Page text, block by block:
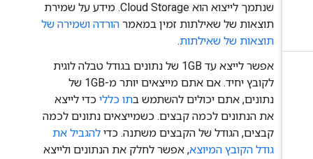
שנתמך לייצוא הוא Cloud Storage. מידע על שמירת
תוצאות של שאילתות זמין במאמרהורדה ושמירה של
תוצאות של שאילתות.
אפשר לייצא עד 1GB של נתונים בגודל טבלה לוגית
לקובץ יחיד. אם אתם מייצאים יותר מ-1GB של
נתונים, אתם יכולים להשתמש בתו כלליכדי לייצא
את הנתונים לכמה קבצים. כשמייצאים נתונים לכמה
קבצים, הגודל של הקבצים משתנה. כדי להגביל את
גודל הקובץ המיוצא, אפשר לחלק את הנתונים ולייצא